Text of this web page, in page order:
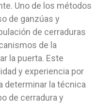
Uno de los métodos
de ganzúas y
de cerraduras
de la
la puerta. Este
y experiencia por
determinar la técnica
de cerradura y